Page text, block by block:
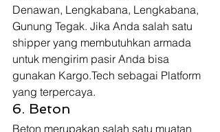
Denawan, Lengkabana, Lengkabana,
Gunung Tegak. Jika Anda salah satu
shipper yang membutuhkan armada
untuk mengirim pasir Anda bisa
gunakan Kargo.Tech sebagai Platform
yang terpercaya.
6. Beton
Beton merupakan salah satu muatan